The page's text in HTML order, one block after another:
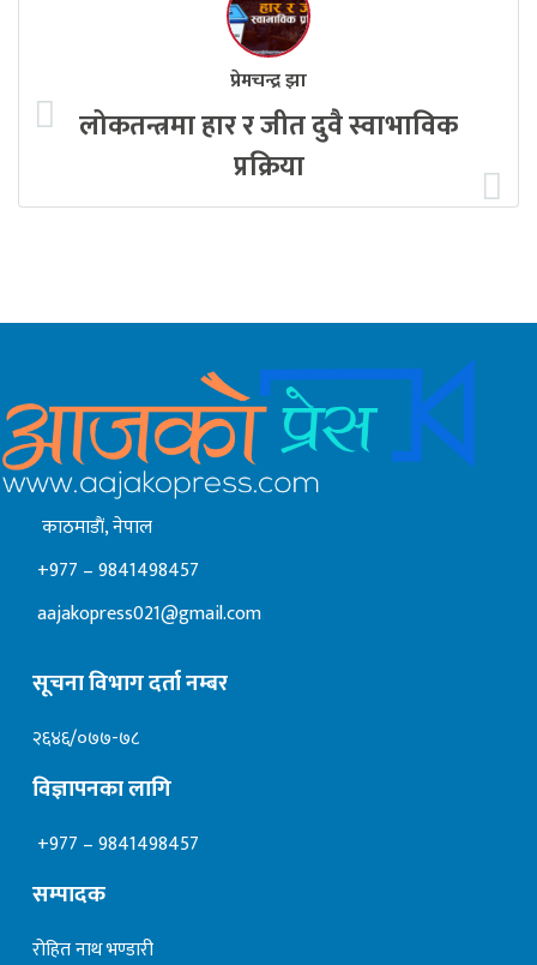
प्रेमचन्द्र झा
लोकतन्त्रमा हार र जीत दुवै स्वाभाविक
प्रक्रिया
काठमाडाैं, नेपाल
+977 – 9841498457
aajakopress021@gmail.com
सूचना विभाग दर्ता नम्बर
२६४६/०७७-७८
विज्ञापनका लागि
+977 – 9841498457
सम्पादक
रोहित नाथ भण्डारी